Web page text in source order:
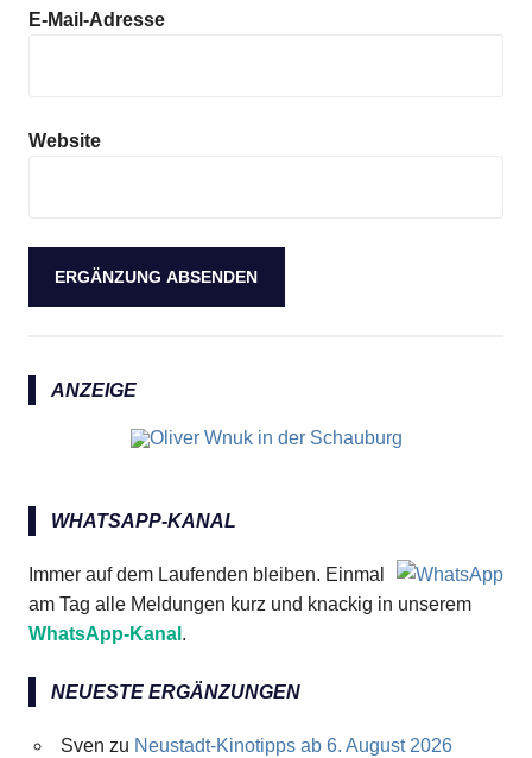
E-Mail-Adresse
Website
ANZEIGE
WHATSAPP-KANAL
Immer auf dem Laufenden bleiben. Einmal
am Tag alle Meldungen kurz und knackig in unserem
WhatsApp-Kanal .
NEUESTE ERGÄNZUNGEN
Sven zu Neustadt-Kinotipps ab 6. August 2026